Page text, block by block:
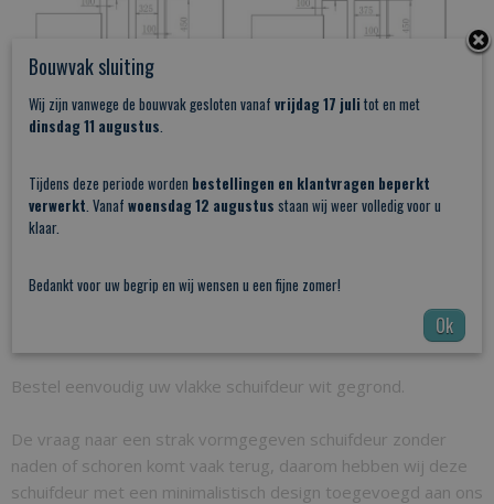
Let erop dat wanneer u de boven en onderzijde inkort
de sponning vervalt en deze opnieuw ingefreesd dient
Bestel eenvoudig uw vlakke schuifdeur wit gegrond.
De vraag naar een strak vormgegeven schuifdeur zonder
naden of schoren komt vaak terug, daarom hebben wij deze
schuifdeur met een minimalistisch design toegevoegd aan ons
Bouwvak sluiting
Wij zijn vanwege de bouwvak gesloten vanaf vrijdag 17 juli tot en met
dinsdag 11 augustus.
Tijdens deze periode worden bestellingen en klantvragen beperkt
verwerkt. Vanaf woensdag 12 augustus staan wij weer volledig voor u
klaar.
Bedankt voor uw begrip en wij wensen u een fijne zomer!
Ok